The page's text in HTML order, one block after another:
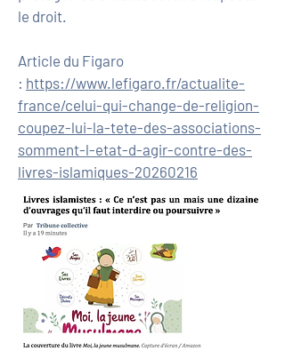
le droit.
Article du Figaro
: https://www.lefigaro.fr/actualite-
france/celui-qui-change-de-religion-
coupez-lui-la-tete-des-associations-
somment-l-etat-d-agir-contre-des-
livres-islamiques-20260216